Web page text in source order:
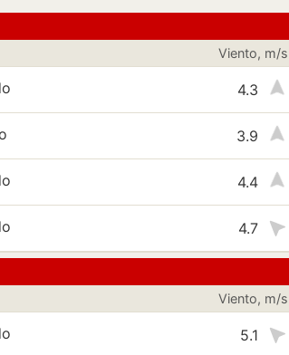
Viento, m/s
4.3
3.9
4.4
4.7
Viento, m/s
5.1